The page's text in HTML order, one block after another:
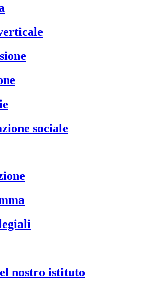
sociale
nostro istituto